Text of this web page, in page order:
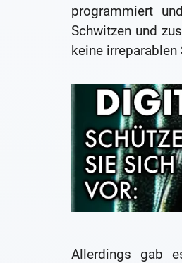
programmiert
Schwitzen und
keine irreparablen
Allerdings gab